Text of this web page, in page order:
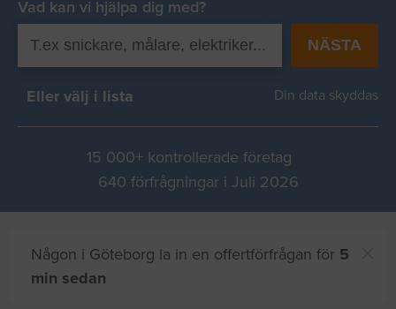
Vad kan vi hjälpa dig med?
NÄSTA
Eller välj i lista Din data skyddas
15 000+ kontrollerade företag
640 förfrågningar i Juli 2026
Någon i Göteborg la in en offertförfrågan för 5
min sedan